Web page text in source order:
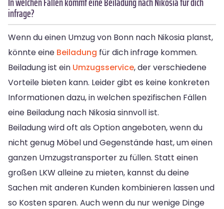
infrage?
Wenn du einen Umzug von Bonn nach Nikosia planst,
könnte eine Beiladung für dich infrage kommen.
Beiladung ist ein Umzugsservice, der verschiedene
Vorteile bieten kann. Leider gibt es keine konkreten
Informationen dazu, in welchen spezifischen Fällen
eine Beiladung nach Nikosia sinnvoll ist.
Beiladung wird oft als Option angeboten, wenn du
nicht genug Möbel und Gegenstände hast, um einen
ganzen Umzugstransporter zu füllen. Statt einen
großen LKW alleine zu mieten, kannst du deine
Sachen mit anderen Kunden kombinieren lassen und
so Kosten sparen. Auch wenn du nur wenige Dinge